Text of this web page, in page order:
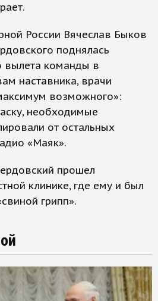
России Вячеслав Быков
поднялась
вылета команды в
наставника, врачи
возможного»:
необходимые
от остальных
«Маяк».
прошел
клинике, где ему и был
грипп».